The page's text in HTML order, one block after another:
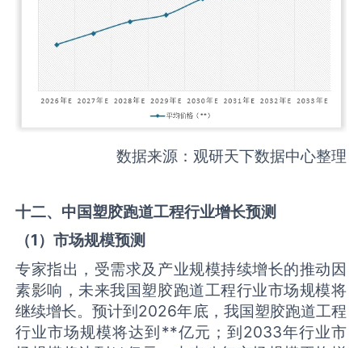
数据来源：观研天下数据中心整理
十二、中国塑胶跑道工程行业增长预测
（1）市场规模预测
专家指出，受需求及产业规模持续增长的推动因
素影响，未来我国塑胶跑道工程行业市场规模将
继续增长。预计到2026年底，我国塑胶跑道工程
行业市场规模将达到**亿元；到2033年行业市